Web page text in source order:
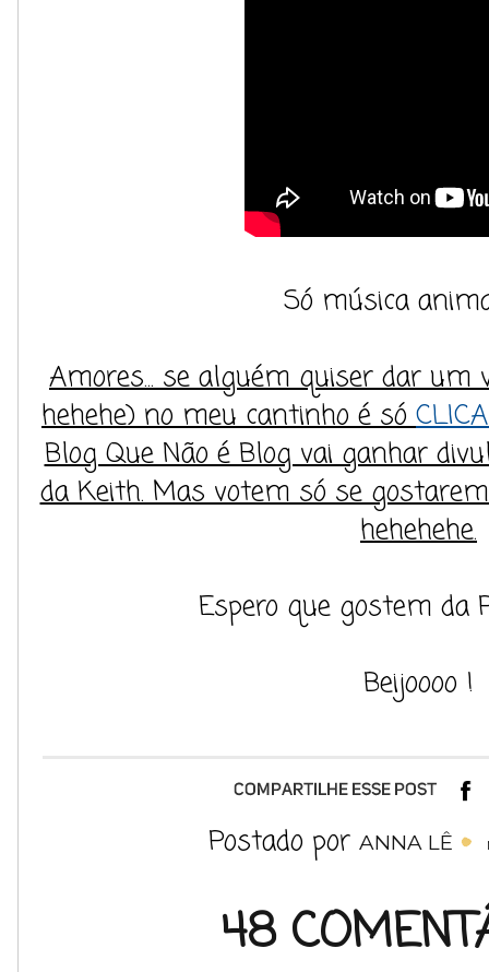
Só música
Amores... se alguém quiser dar um
hehehe) no meu cantinho é só
Blog Que Não é Blog vai ganhar
da Keith. Mas votem só se
hehehehe.
Espero que gostem da
Beijoooo !
Postado por ANNA LÊ
48